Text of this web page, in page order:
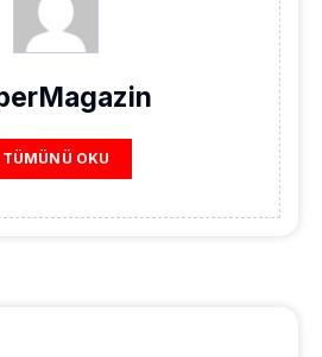
TÜMÜNÜ OKU